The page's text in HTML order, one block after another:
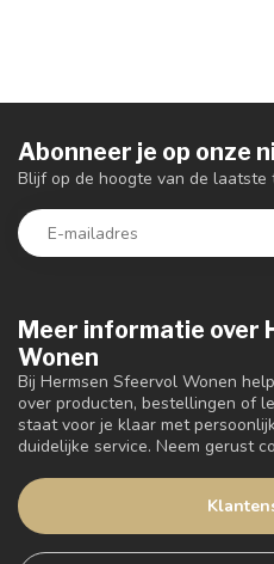
Meer informatie over
Wonen
Bij Hermsen Sfeervol Wonen
over producten, bestellingen of
staat voor je klaar met
duidelijke service. Neem gerust
Abonneer je op onze
Blijf op de hoogte van de laatste